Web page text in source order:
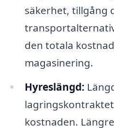
säkerhet, tillgång
den totala
magasinering.
Hyreslängd:
kostnaden.